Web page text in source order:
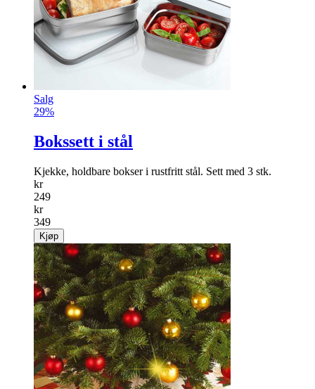
Salg
29%
Bokssett i stål
Kjekke, holdbare bokser i rustfritt stål. Sett med 3 stk.
kr
249
kr
349
Kjøp